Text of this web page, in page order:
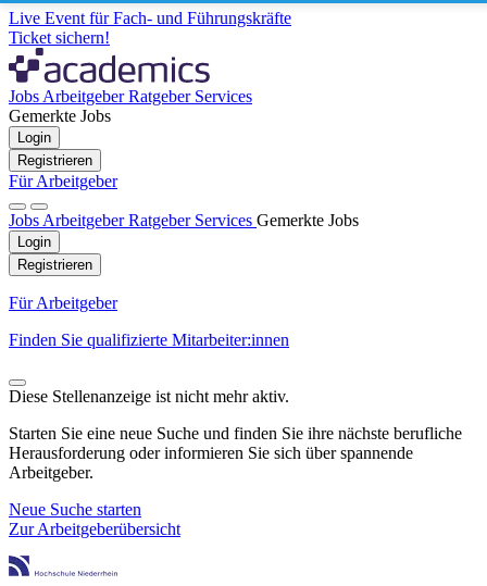
Live Event für Fach- und Führungskräfte
Ticket sichern!
Jobs ArbeitgeberRatgeber Services
Gemerkte Jobs
Login
Registrieren
Für Arbeitgeber
Jobs ArbeitgeberRatgeber Services Gemerkte Jobs
Login
Registrieren
Für Arbeitgeber
Finden Sie qualifizierte Mitarbeiter:innen
Diese Stellenanzeige ist nicht mehr aktiv.
Starten Sie eine neue Suche und finden Sie ihre nächste berufliche
Herausforderung oder informieren Sie sich über spannende
Arbeitgeber.
Neue Suche starten
Zur Arbeitgeberübersicht